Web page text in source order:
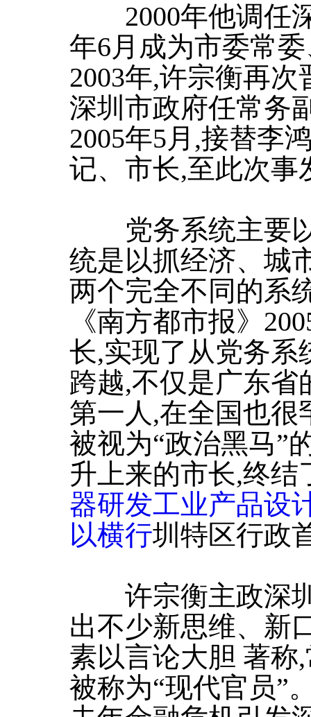
2000年他调任深
年6月成为市委常
2003年,许宗衡再
深圳市政府任常务
2005年5月,接替李
记、市长,至此次事
党务系统主要以
统是以抓经济、城
两个完全不同的系
《南方都市报》
长,实现了从党务系
跨越,不仅是广东省
第一人,在全国也很
被视为“政治黑马”
升上来的市长,终结
器研发工业产品设
以横行圳特区行政
许宗衡主政深圳
出不少新思维、新
素以言论大胆 著称
被称为“现代官员”